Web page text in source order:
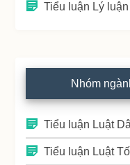
Tiểu luận Lý
Nhóm
Tiểu luận Luật
Tiểu luận Luật